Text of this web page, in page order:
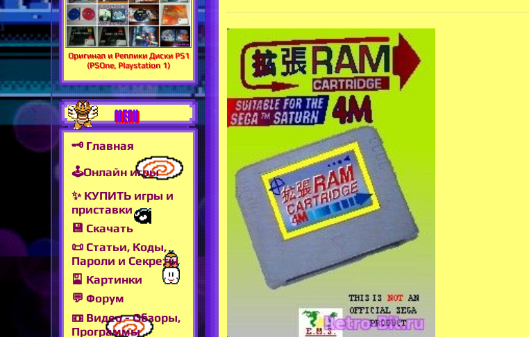
Оригинал и Реплики Диски PS1
(PSOne, Playstation 1)
MENU
🗝 Главная
🕹Онлайн игры
✨ КУПИТЬ игры и
приставки
💾 Скачать
📜 Статьи, Коды,
Пароли и Секреты
🎴 Картинки
💬 Форум
📼 Видео - Обзоры,
Программы